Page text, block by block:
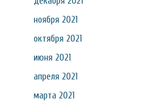
ноября 2021
октября 2021
июня 2021
апреля 2021
марта 2021